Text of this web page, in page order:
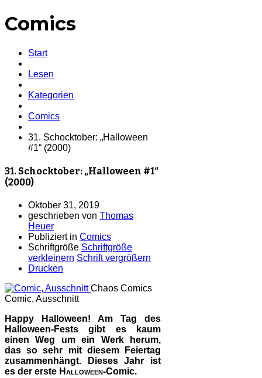
Comics
Start
Lesen
Kategorien
Comics
31. Schocktober: „Halloween
#1“ (2000)
31. Schocktober: „Halloween #1“
(2000)
Oktober 31, 2019
geschrieben von Thomas
Heuer
Publiziert in Comics
Schriftgröße Schriftgröße
verkleinern Schrift vergrößern
Drucken
Chaos Comics
Comic, Ausschnitt
Happy Halloween! Am Tag des
Halloween-Fests gibt es kaum
einen Weg um ein Werk herum,
das so sehr mit diesem Feiertag
zusammenhängt. Dieses Jahr ist
es der erste Halloween-Comic.